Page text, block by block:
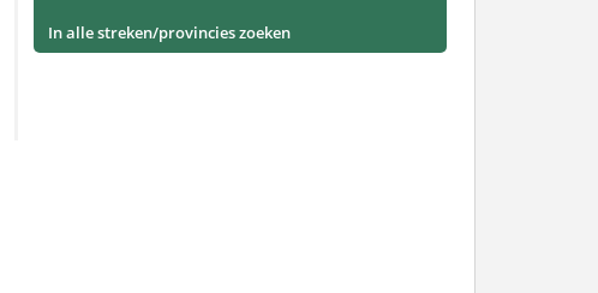
In alle streken/provincies zoeken